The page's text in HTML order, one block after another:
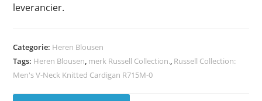
leverancier.
Categorie: Heren Blousen
Tags: Heren Blousen, merk Russell Collection., Russell Collection:
Men's V-Neck Knitted Cardigan R715M-0